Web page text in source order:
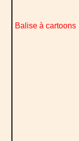
Balise à cartoons